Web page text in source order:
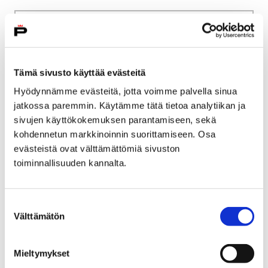
Tämä sivusto käyttää evästeitä
Hyödynnämme evästeitä, jotta voimme palvella sinua
jatkossa paremmin. Käytämme tätä tietoa analytiikan ja
sivujen käyttökokemuksen parantamiseen, sekä
kohdennetun markkinoinnin suorittamiseen. Osa
evästeistä ovat välttämättömiä sivuston
toiminnallisuuden kannalta.
valinta
Välttämätön
Mieltymykset
Ota yhteyttä
Kulttuuri ja vapaa-aika
Liikuntatilojen ja
leirikeskusten
vuorohakemus
Voit siirtyä liikuntatilojen ja leirikeskusten
painamalla alla olevasta linkistä.